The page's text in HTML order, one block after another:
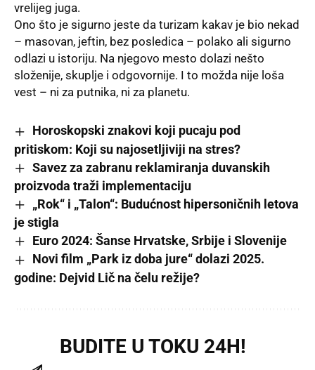
vrelijeg juga.
Ono što je sigurno jeste da turizam kakav je bio nekad
– masovan, jeftin, bez posledica – polako ali sigurno
odlazi u istoriju. Na njegovo mesto dolazi nešto
složenije, skuplje i odgovornije. I to možda nije loša
vest – ni za putnika, ni za planetu.
Horoskopski znakovi koji pucaju pod
pritiskom: Koji su najosetljiviji na stres?
Savez za zabranu reklamiranja duvanskih
proizvoda traži implementaciju
„Rok“ i „Talon“: Budućnost hipersoničnih letova
je stigla
Euro 2024: Šanse Hrvatske, Srbije i Slovenije
Novi film „Park iz doba jure“ dolazi 2025.
godine: Dejvid Lič na čelu režije?
BUDITE U TOKU 24H!